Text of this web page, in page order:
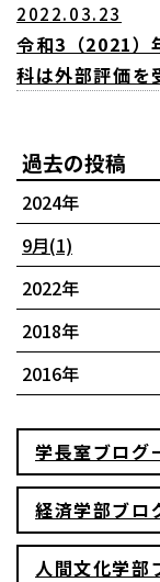
2022.03.23
令和3（2021）
科は外部評価を
過去の投稿
2024年
9月(1)
2022年
3月(1)
2018年
10月(1)
2016年
学長室ブログ
経済学部ブロ
人間文化学部